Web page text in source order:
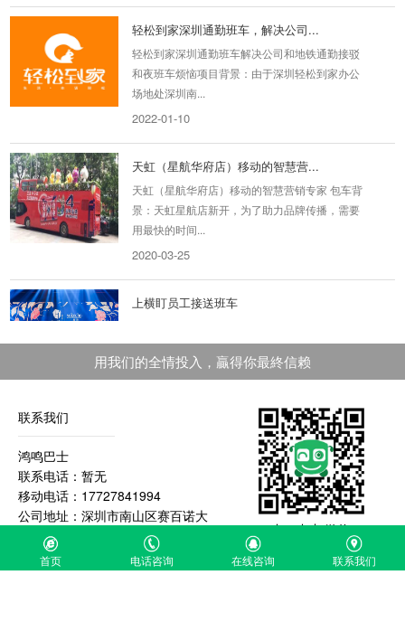
轻松到家深圳通勤班车，解决公司...
轻松到家深圳通勤班车解决公司和地铁通勤接驳
和夜班车烦恼项目背景：由于深圳轻松到家办公
场地处深圳南...
2022-01-10
天虹（星航华府店）移动的智慧营...
天虹（星航华府店）移动的智慧营销专家 包车背
景：天虹星航店新开，为了助力品牌传播，需要
用最快的时间...
2020-03-25
上横盯员工接送班车
来回。每个时...
2019-08-29
深圳政府公务用车项目背景：疫情时代下，深圳
市政府召开市政协和人大会议，采用深圳中巴租
车考斯特。项...
2022-03-15
金蝶员工团建旅游包车
用我们的全情投入，贏得你最終信赖
联系我们
鸿鸣巴士
联系电话：暂无
移动电话：17727841994
公司地址：深圳市南山区赛百诺大
厦A426
扫一扫加微信
首页 电话咨询 在线咨询 联系我们